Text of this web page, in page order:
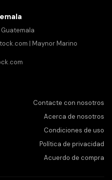
| Maynor Marino
Contacte con nosotros
Acerca de nosotros
Condiciones de uso
Política de privacidad
Acuerdo de compra